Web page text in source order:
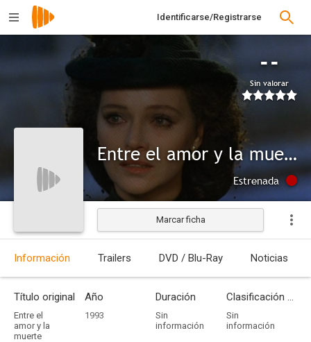
Identificarse/Registrarse
--
Sin valorar
Entre el amor y la muerte
Estrenada
Marcar ficha
Información Trailers DVD / Blu-Ray Noticias
Título original
Entre el
amor y la
muerte
Año
1993
Duración
Sin
información
Clasificación por edades
Sin
información